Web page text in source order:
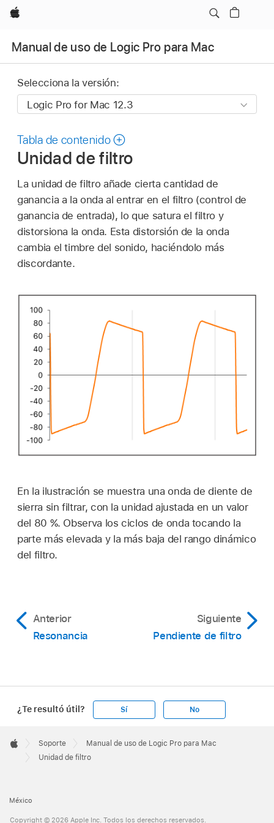
Apple
Manual de uso de Logic Pro para Mac
Selecciona la versión:
Tabla de contenido
Unidad de filtro
La unidad de filtro añade cierta cantidad de
ganancia a la onda al entrar en el filtro (control de
ganancia de entrada), lo que satura el filtro y
distorsiona la onda. Esta distorsión de la onda
cambia el timbre del sonido, haciéndolo más
discordante.
En la ilustración se muestra una onda de diente de
sierra sin filtrar, con la unidad ajustada en un valor
del 80 %. Observa los ciclos de onda tocando la
parte más elevada y la más baja del rango dinámico
del filtro.
Anterior
Resonancia
Siguiente
Pendiente de filtro
¿Te resultó útil? Sí No
Footer

Apple
Soporte
Manual de uso de Logic Pro para Mac
Unidad de filtro
México
Copyright © 2026 Apple Inc. Todos los derechos reservados.